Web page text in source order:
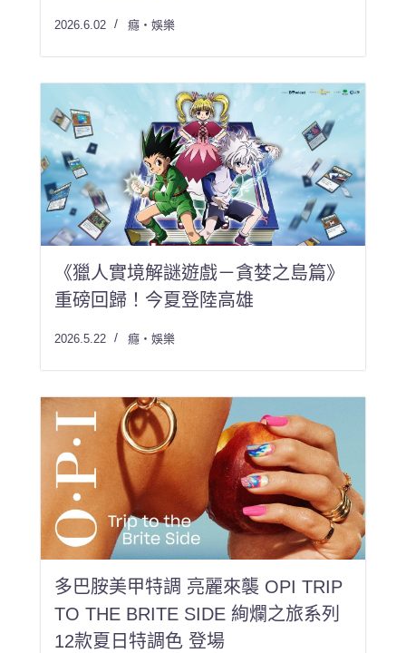
2026.6.02 癮・娛樂
《獵人實境解謎遊戲－貪婪之島篇》
重磅回歸！今夏登陸高雄
2026.5.22 癮・娛樂
多巴胺美甲特調 亮麗來襲 OPI TRIP
TO THE BRITE SIDE 絢爛之旅系列
12款夏日特調色 登場